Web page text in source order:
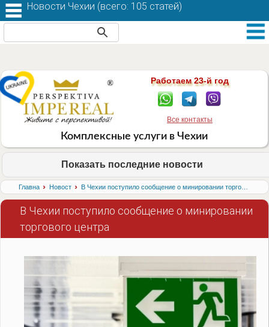
Работаем 23-й год
Все контакты
Комплексные услуги в Чехии
Показать последние новости
Главная› Новости›
В Чехии поступило сообщение о минировании
торгового центра
Новости Чехии (всего: 105 статей)